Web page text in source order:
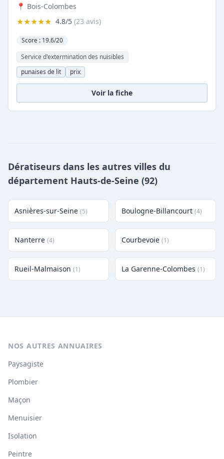
📍 Bois-Colombes
★★★★★ 4.8/5 (23 avis)
Score : 19.6/20
Service d'extermination des nuisibles
punaises de lit
prix
Voir la fiche
Dératiseurs dans les autres villes du
département Hauts-de-Seine (92)
Asnières-sur-Seine (5) Boulogne-Billancourt (4)
Nanterre (4) Courbevoie (1)
Rueil-Malmaison (1) La Garenne-Colombes (1)
NOS AUTRES ANNUAIRES
Paysagiste
Plombier
Maçon
Menuisier
Isolation
Peintre